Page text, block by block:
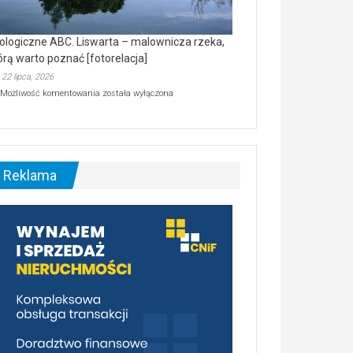
ABC. Liswarta – malownicza rzeka,
warto poznać [fotorelacja]
22 lipca, 2026
Możliwość komentowania Ekologiczne
–
malownicza
[fotorelacja]
została wyłączona
Reklama